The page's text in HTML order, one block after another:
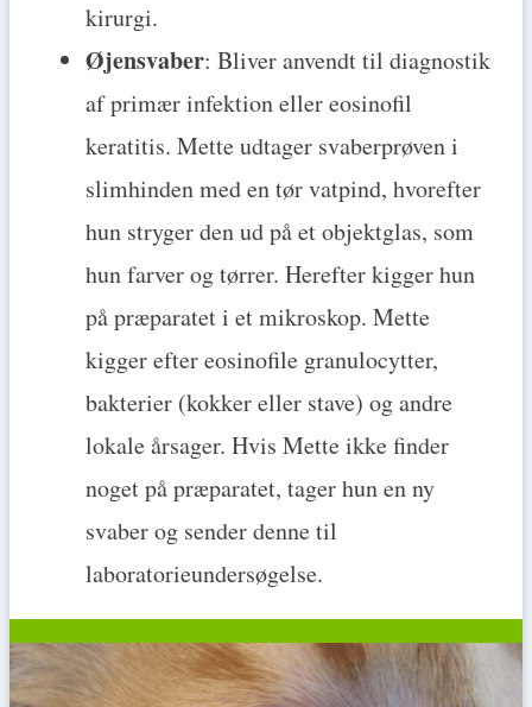
kirurgi.
Øjensvaber: Bliver anvendt til diagnostik
af primær infektion eller eosinofil
keratitis. Mette udtager svaberprøven i
slimhinden med en tør vatpind, hvorefter
hun stryger den ud på et objektglas, som
hun farver og tørrer. Herefter kigger hun
på præparatet i et mikroskop. Mette
kigger efter eosinofile granulocytter,
bakterier (kokker eller stave) og andre
lokale årsager. Hvis Mette ikke finder
noget på præparatet, tager hun en ny
svaber og sender denne til
laboratorieundersøgelse.